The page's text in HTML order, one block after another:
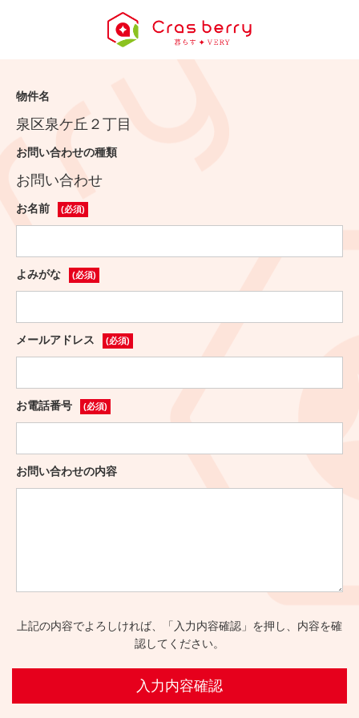
物件名
泉区泉ケ丘２丁目
お問い合わせの種類
お問い合わせ
お名前 (必須)
よみがな (必須)
メールアドレス (必須)
お電話番号 (必須)
お問い合わせの内容
上記の内容でよろしければ、「入力内容確認」を押し、内容を確
認してください。
入力内容確認